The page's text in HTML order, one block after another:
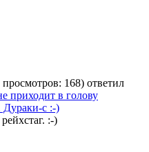
168) ответил
приходит в голову
Дураки-с :-)
:-)